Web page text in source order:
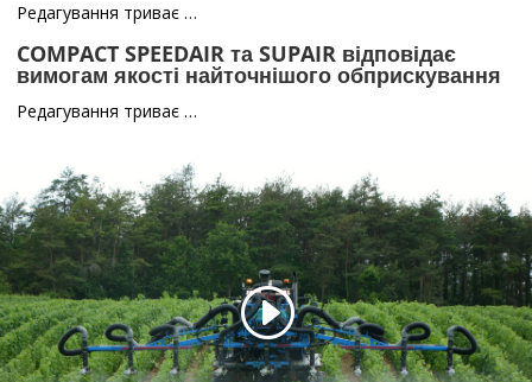
Редагування триває …
COMPACT SPEEDAIR та SUPAIR відповідає
вимогам якості найточнішого обприскування
Редагування триває …